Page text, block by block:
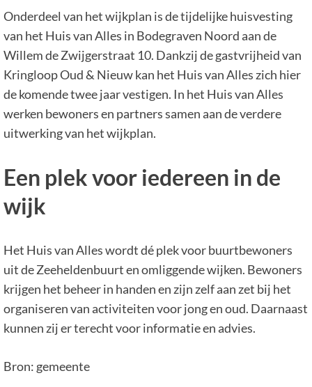
Onderdeel van het wijkplan is de tijdelijke huisvesting
van het Huis van Alles in Bodegraven Noord aan de
Willem de Zwijgerstraat 10. Dankzij de gastvrijheid van
Kringloop Oud & Nieuw kan het Huis van Alles zich hier
de komende twee jaar vestigen. In het Huis van Alles
werken bewoners en partners samen aan de verdere
uitwerking van het wijkplan.
Een plek voor iedereen in de
wijk
Het Huis van Alles wordt dé plek voor buurtbewoners
uit de Zeeheldenbuurt en omliggende wijken. Bewoners
krijgen het beheer in handen en zijn zelf aan zet bij het
organiseren van activiteiten voor jong en oud. Daarnaast
kunnen zij er terecht voor informatie en advies.
Bron: gemeente